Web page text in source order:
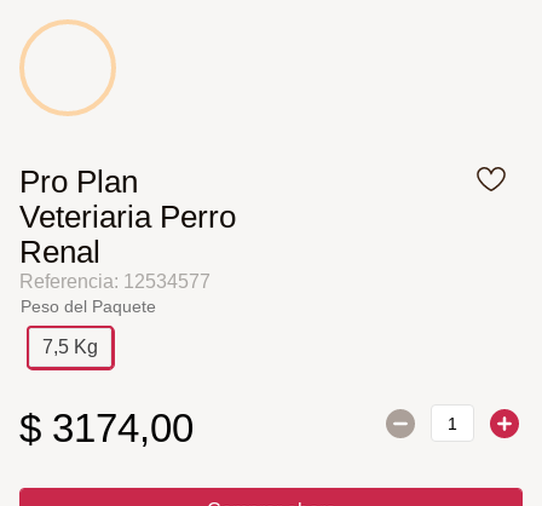
Pro Plan
Veteriaria Perro
Renal
Referencia: 12534577
Peso del Paquete
7,5 Kg
$ 3174,00